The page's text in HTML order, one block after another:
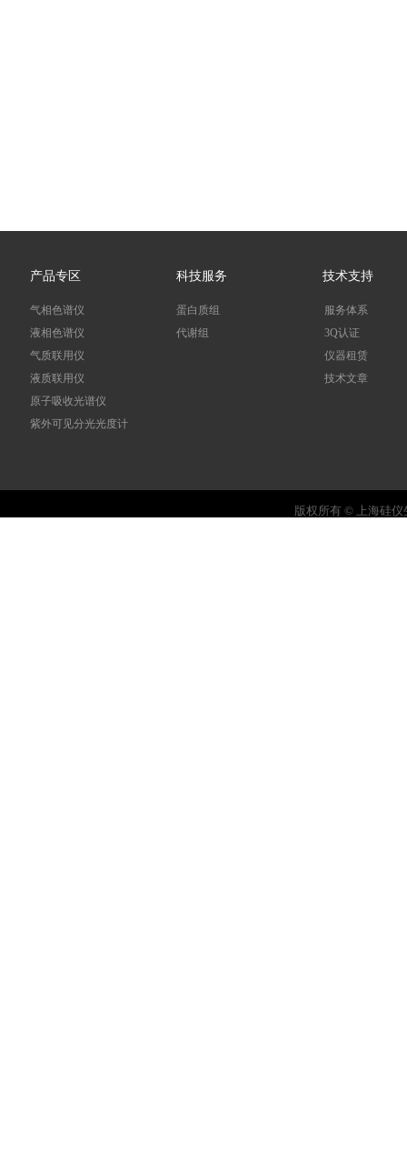
产品专区 科技服务
蛋白质组
代谢组
气相色谱仪
液相色谱仪
气质联用仪
液质联用仪
原子吸收光谱仪
紫外可见分光光度计
版权所有 © 上海硅
技术支持
服务体系
3Q认证
仪器租赁
技术文章